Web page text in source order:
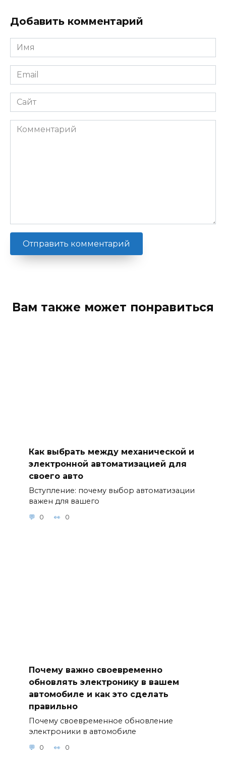
Добавить комментарий
Имя
*
Email
*
Сайт
Комментарий
Вам также может понравиться
Как выбрать между механической и
электронной автоматизацией для
своего авто
Вступление: почему выбор автоматизации
важен для вашего
0 0
Почему важно своевременно
обновлять электронику в вашем
автомобиле и как это сделать
правильно
Почему своевременное обновление
электроники в автомобиле
0 0